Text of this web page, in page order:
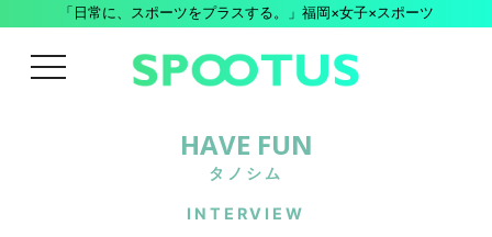
「日常に、スポーツをプラスする。」福岡×女子×スポーツ
menu
HAVE FUN
タノシム
INTERVIEW